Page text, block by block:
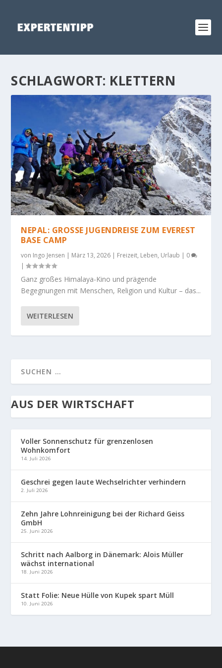
SCHLAGWORT: KLETTERN
NEPAL: GROSSE JUGENDREISE ZUM EVEREST B
ASE CAMP
von Ingo Jensen | März 13, 2026 | Freizeit, Leben, Urlaub | 0
|
Ganz großes Himalaya-Kino und prägende
Begegnungen mit Menschen, Religion und Kultur – das...
WEITERLESEN
AUS DER WIRTSCHAFT
Voller Sonnenschutz für grenzenlosen
Wohnkomfort
14. Juli 2026
Geschrei gegen laute Wechselrichter verhindern
2. Juli 2026
Zehn Jahre Lohnreinigung bei der Richard Geiss
GmbH
25. Juni 2026
Schritt nach Aalborg in Dänemark: Alois Müller
wächst international
18. Juni 2026
Statt Folie: Neue Hülle von Kupek spart Müll
10. Juni 2026